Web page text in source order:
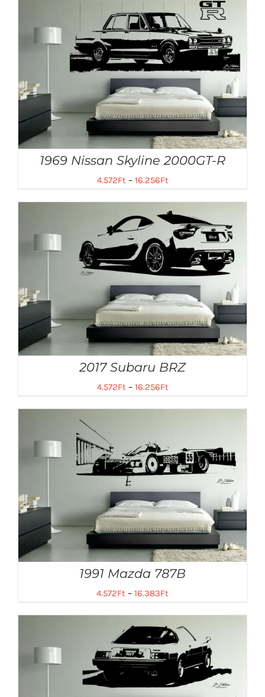
1969 Nissan Skyline 2000GT-R
4.572Ft– 16.256Ft
2017 Subaru BRZ
4.572Ft – 16.256Ft
1991 Mazda 787B
4.572Ft – 16.383Ft